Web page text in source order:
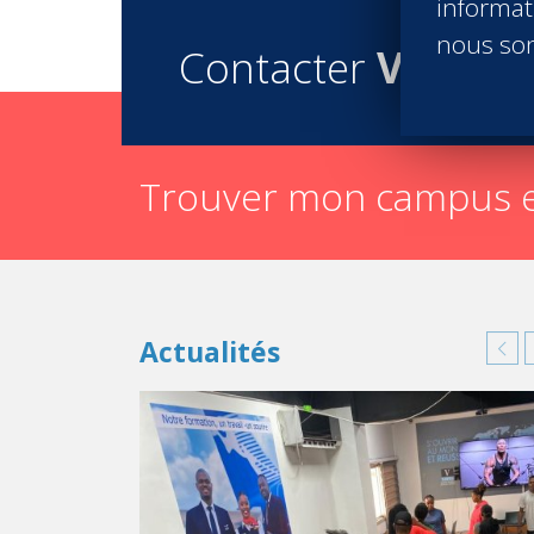
Contacter Vatel
Trouver mon campus
Actualités
nous